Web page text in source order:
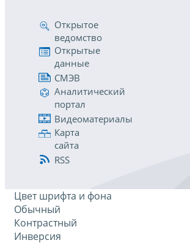
Открытое
ведомство
Открытые
данные
СМЭВ
Аналитический
портал
Видеоматериалы
Карта
сайта
RSS
Цвет шрифта и фона
Обычный
Контрастный
Инверсия